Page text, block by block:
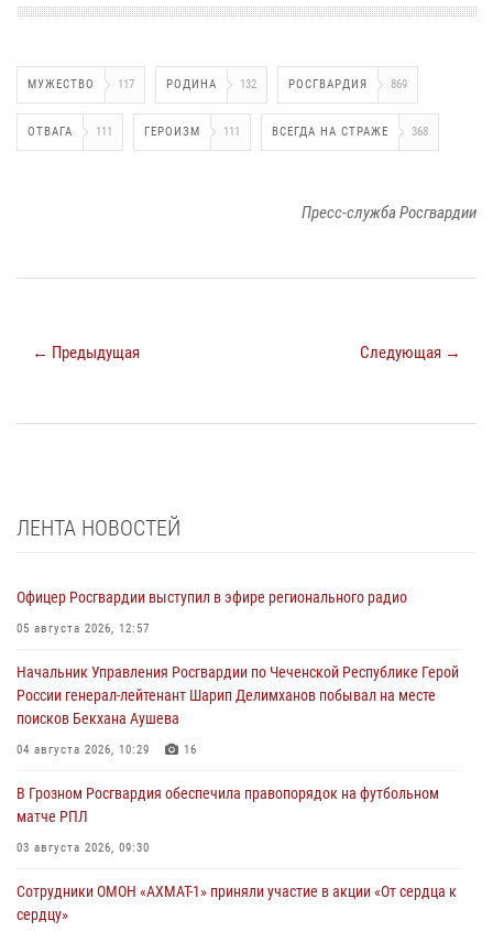
МУЖЕСТВО 117 РОДИНА 132 РОСГВАРДИЯ 869
ОТВАГА 111 ГЕРОИЗМ 111 ВСЕГДА НА СТРАЖЕ 368
Пресс-служба Росгвардии
← Предыдущая Следующая →
ЛЕНТА НОВОСТЕЙ
Офицер Росгвардии выступил в эфире регионального радио
05 августа 2026, 12:57
Начальник Управления Росгвардии по Чеченской Республике Герой
России генерал-лейтенант Шарип Делимханов побывал на месте
поисков Бекхана Аушева
04 августа 2026, 10:29 16
В Грозном Росгвардия обеспечила правопорядок на футбольном
матче РПЛ
03 августа 2026, 09:30
Сотрудники ОМОН «АХМАТ-1» приняли участие в акции «От сердца к
сердцу»